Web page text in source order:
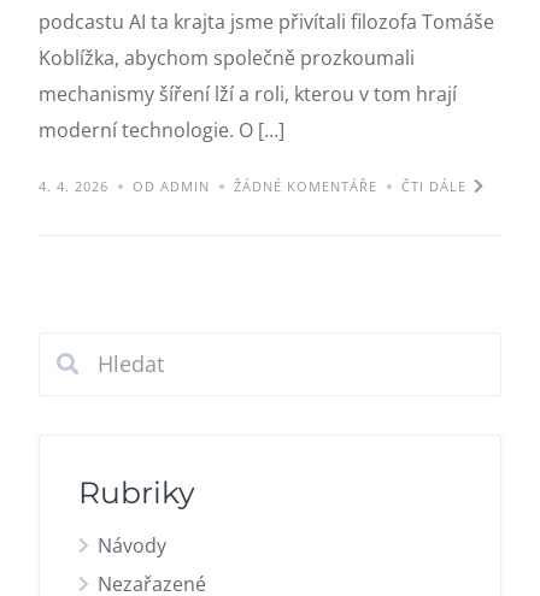
podcastu AI ta krajta jsme přivítali filozofa Tomáše
Koblížka, abychom společně prozkoumali
mechanismy šíření lží a roli, kterou v tom hrají
moderní technologie. O […]
4. 4. 2026 OD ADMIN ŽÁDNÉ KOMENTÁŘE ČTI DÁLE
Rubriky
Návody
Nezařazené